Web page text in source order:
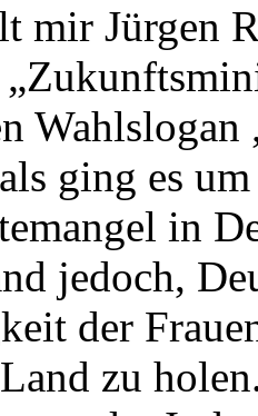
mir Jürgen
ging es
in
jedoch,
der
zu